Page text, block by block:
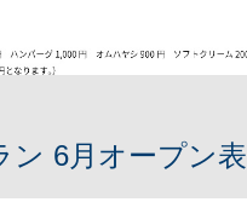
ン 6月オープン表